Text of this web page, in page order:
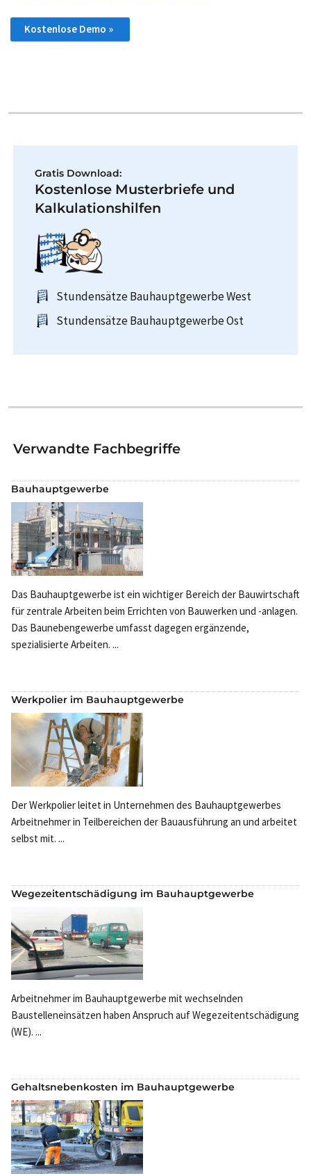
Kostenlose Demo »
Gratis Download:
Kostenlose Musterbriefe und
Kalkulationshilfen
Stundensätze Bauhauptgewerbe West
Stundensätze Bauhauptgewerbe Ost
Verwandte Fachbegriffe
Bauhauptgewerbe
Das Bauhauptgewerbe ist ein wichtiger Bereich der Bauwirtschaft
für zentrale Arbeiten beim Errichten von Bauwerken und -anlagen.
Das Baunebengewerbe umfasst dagegen ergänzende,
spezialisierte Arbeiten. ...
Werkpolier im Bauhauptgewerbe
Der Werkpolier leitet in Unternehmen des Bauhauptgewerbes
Arbeitnehmer in Teilbereichen der Bauausführung an und arbeitet
selbst mit. ...
Wegezeitentschädigung im Bauhauptgewerbe
Arbeitnehmer im Bauhauptgewerbe mit wechselnden
Baustelleneinsätzen haben Anspruch auf Wegezeitentschädigung
(WE). ...
Gehaltsnebenkosten im Bauhauptgewerbe